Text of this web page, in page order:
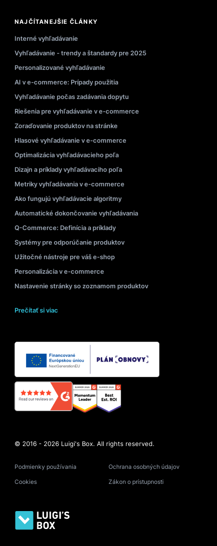
NAJČÍTANEJŠIE ČLÁNKY
Interné vyhľadávanie
Vyhľadávanie - trendy a štandardy pre 2025
Personalizované vyhľadávanie
AI v e-commerce: Prípady použitia
Vyhľadávanie počas zadávania dopytu
Riešenia pre vyhľadávanie v e-commerce
Zoraďovanie produktov na stránke
Hlasové vyhľadávanie v e-commerce
Optimalizácia vyhľadávacieho poľa
Dizajn a príklady vyhľadávaciho poľa
Metriky vyhľadávania v e-commerce
Ako fungujú vyhľadávacie algoritmy
Automatické dokončovanie vyhľadávania
Q-Commerce: Definícia a príklady
Systémy pre odporúčanie produktov
Užitočné nástroje pre váš e-shop
Personalizácia v e-commerce
Nastavenie stránky so zoznamom produktov
Prečítať si viac
© 2016 - 2026 Luigi's Box. All rights reserved.
Podmienky používania Ochrana osobných údajov
Cookies Zákon o prístupnosti